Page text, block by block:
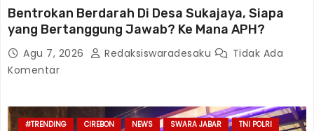
Bentrokan Berdarah Di Desa Sukajaya, Siapa
yang Bertanggung Jawab? Ke Mana APH?
Agu 7, 2026 Redaksiswaradesaku
Tidak Ada
Komentar
#TRENDING CIREBON NEWS SWARA JABAR TNI POLRI